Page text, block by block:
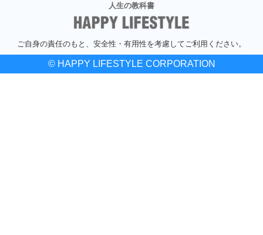
人生の教科書
ご自身の責任のもと、安全性・有用性を考慮してご利用ください。
© HAPPY LIFESTYLE CORPORATION